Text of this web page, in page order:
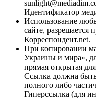
Идентификатор
Использование
сайте, разрешается
Корреспондент.net.
При копировании
Украины и мира»,
прямая открытая
Ссылка должна
полного либо
Гиперссылка (для